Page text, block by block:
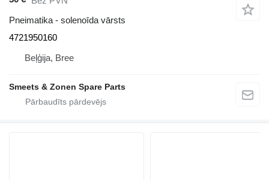
Pneimatika - solenoīda vārsts
4721950160
Beļģija, Bree
Smeets & Zonen Spare Parts